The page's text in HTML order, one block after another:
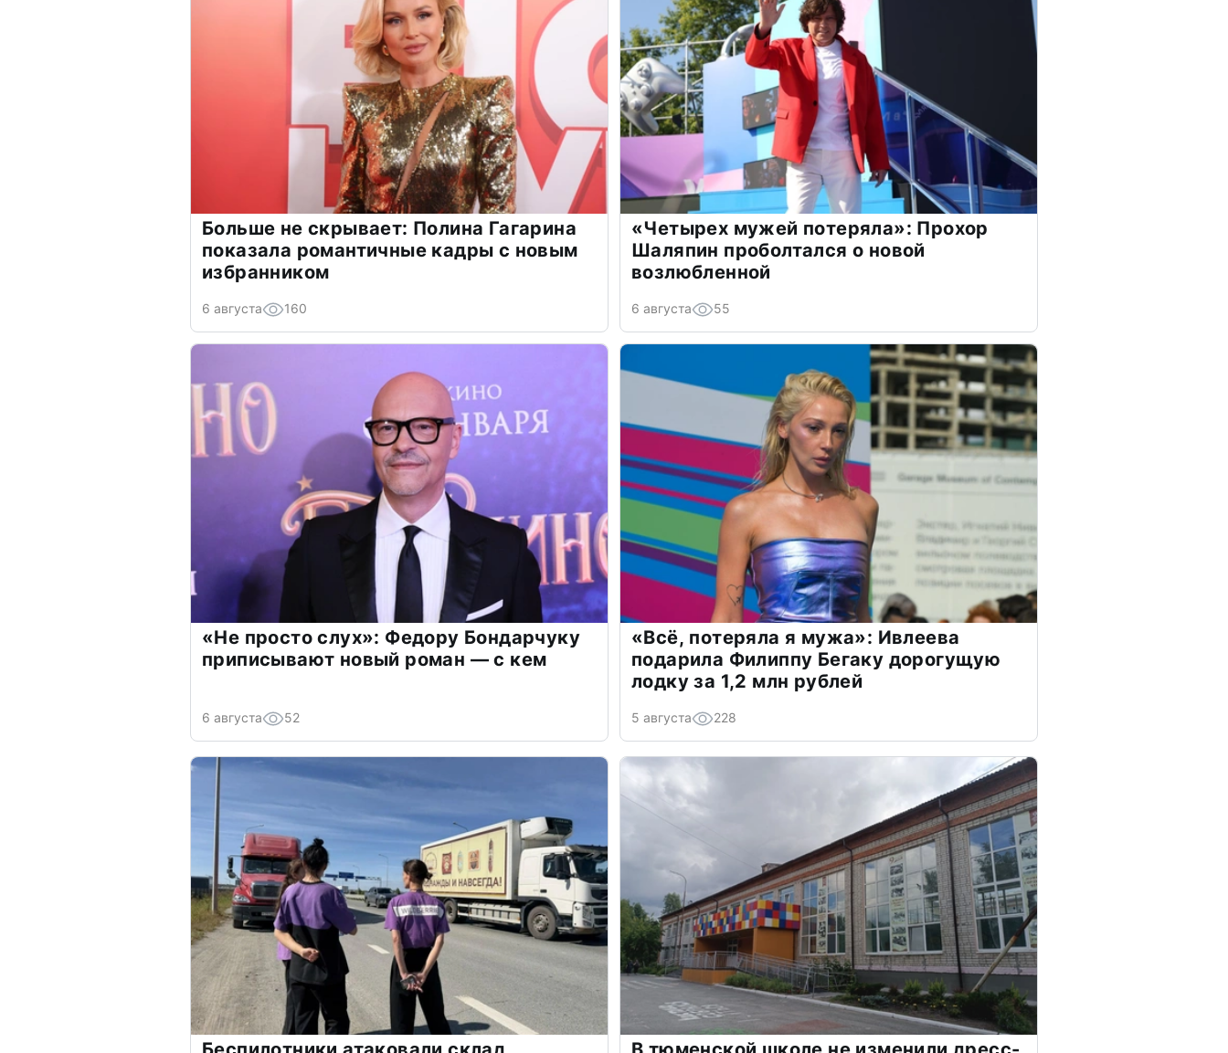
Больше не скрывает: Полина Гагарина
показала романтичные кадры с новым
избранником
6 августа 160
«Четырех мужей потеряла»: Прохор
Шаляпин проболтался о новой
возлюбленной
6 августа 55
«Не просто слух»: Федору Бондарчуку
приписывают новый роман — с кем
6 августа 52
«Всё, потеряла я мужа»: Ивлеева
подарила Филиппу Бегаку дорогущую
лодку за 1,2 млн рублей
5 августа 228